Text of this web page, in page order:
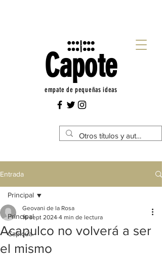
Capote
empate de pequeñas ideas
Entrada
Principal
Capicúa
Principal
Acapulco no volverá a ser
el mismo
Geovani de la Rosa
16 sept 2024 4 min de lectura